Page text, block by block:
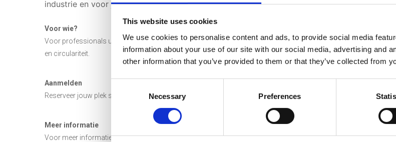
This website uses cookies
We use cookies to personalise content and ads, to provide social media
information about your use of our site with our social media, advertising and
other information that you’ve provided to them or that they’ve collected from
Selection
Necessary Preferences
industrie en voor jou!
Voor wie?
Voor professionals uit de industrie, overheid, kennisinstellingen en het havenecosysteem met interesse in
en circulariteit.
Aanmelden
Reserveer jouw plek snel door je
hierkosteloos aan te melden!
Meer informatie
Voor meer informatie, mail naar communicatie@smartport.nl of bel naar 010 – 40 20 343. Na aanmelding